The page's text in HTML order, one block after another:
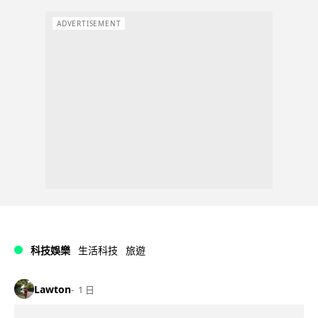
ADVERTISEMENT
科技娛樂 生活科技 旅遊
Lawton 1 日